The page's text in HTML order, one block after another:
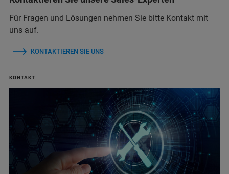
Für Fragen und Lösungen nehmen Sie bitte Kontakt mit
uns auf.
KONTAKTIEREN SIE UNS
KONTAKT